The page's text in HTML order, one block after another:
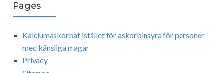
Pages
Kalciumaskorbat istället för askorbinsyra för personer
med känsliga magar
Privacy